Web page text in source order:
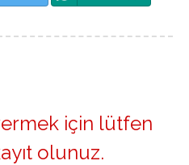
için lütfen
olunuz.